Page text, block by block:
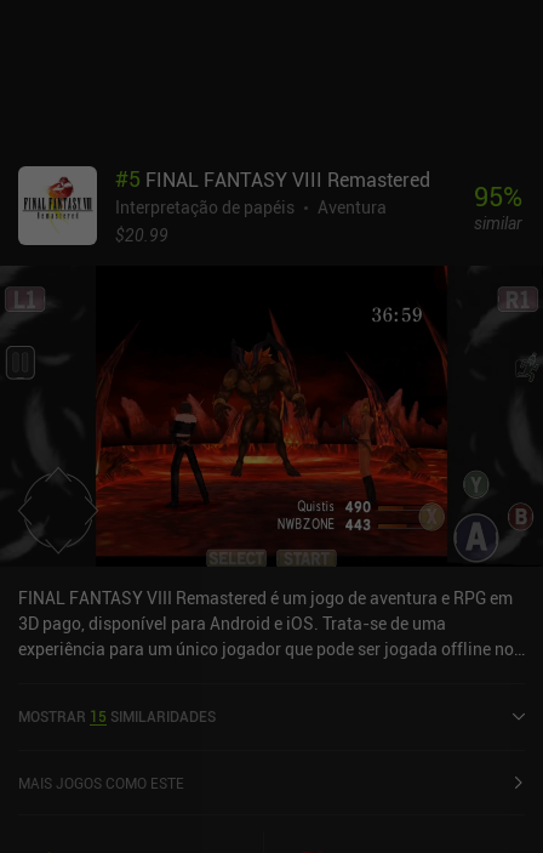
clássicos de mundo aberto da velha guarda e não se importa em
passar dezenas de horas em um único jogo, não deixe de adquirir
The Quest - ou uma de suas muitas expansões que também estão
#5 FINAL FANTASY VIII Remastered
Interpretação de papéis
Aventura
$20.99
95%
similar
FINAL FANTASY VIII Remastered é um jogo de aventura e RPG em
3D pago, disponível para Android e iOS. Trata-se de uma
experiência para um único jogador que pode ser jogada offline no
lançado em março de 2021 e tem uma avaliação atual de 4,2 de 5,0
MOSTRAR 15 SIMILARIDADES
MAIS JOGOS COMO ESTE